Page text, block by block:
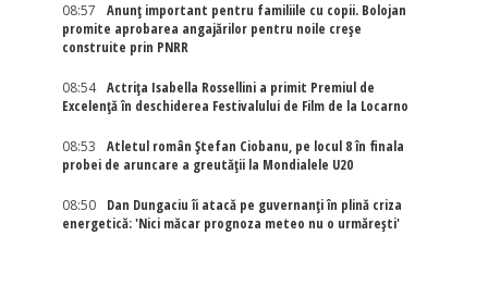
08:57
Anunț important pentru familiile cu copii. Bolojan
promite aprobarea angajărilor pentru noile creșe
construite prin PNRR
08:54
Actriţa Isabella Rossellini a primit Premiul de
Excelenţă în deschiderea Festivalului de Film de la Locarno
08:53
Atletul român Ștefan Ciobanu, pe locul 8 în finala
probei de aruncare a greutății la Mondialele U20
08:50
Dan Dungaciu îi atacă pe guvernanți în plină criza
energetică: 'Nici măcar prognoza meteo nu o urmărești'